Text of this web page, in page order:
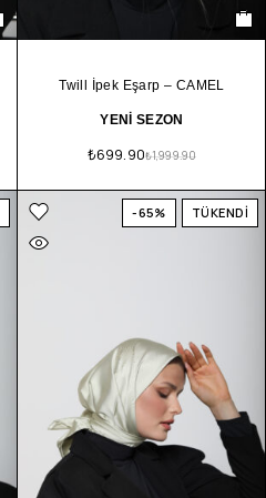
Twill İpek Eşarp – CAMEL
YENİ SEZON
₺1,999.90
₺699.90
-65% TÜKENDİ